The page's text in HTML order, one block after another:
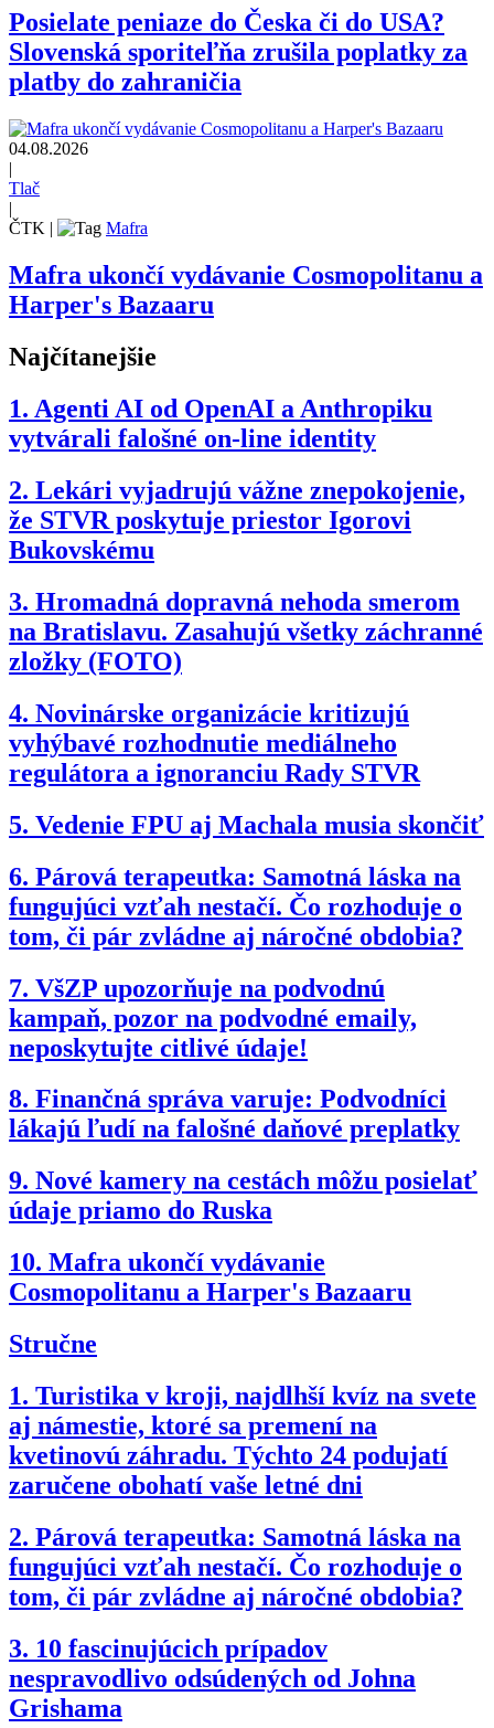
Posielate peniaze do Česka či do USA?
Slovenská sporiteľňa zrušila poplatky za
platby do zahraničia
04.08.2026
|
Tlač
|
ČTK | Mafra
Mafra ukončí vydávanie Cosmopolitanu a
Harper's Bazaaru
Najčítanejšie
1. Agenti AI od OpenAI a Anthropiku
vytvárali falošné on-line identity
2. Lekári vyjadrujú vážne znepokojenie,
že STVR poskytuje priestor Igorovi
Bukovskému
3. Hromadná dopravná nehoda smerom
na Bratislavu. Zasahujú všetky záchranné
zložky (FOTO)
4. Novinárske organizácie kritizujú
vyhýbavé rozhodnutie mediálneho
regulátora a ignoranciu Rady STVR
5. Vedenie FPU aj Machala musia skončiť
6. Párová terapeutka: Samotná láska na
fungujúci vzťah nestačí. Čo rozhoduje o
tom, či pár zvládne aj náročné obdobia?
7. VšZP upozorňuje na podvodnú
kampaň, pozor na podvodné emaily,
neposkytujte citlivé údaje!
8. Finančná správa varuje: Podvodníci
lákajú ľudí na falošné daňové preplatky
9. Nové kamery na cestách môžu posielať
údaje priamo do Ruska
10. Mafra ukončí vydávanie
Cosmopolitanu a Harper's Bazaaru
Stručne
1. Turistika v kroji, najdlhší kvíz na svete
aj námestie, ktoré sa premení na
kvetinovú záhradu. Týchto 24 podujatí
zaručene obohatí vaše letné dni
2. Párová terapeutka: Samotná láska na
fungujúci vzťah nestačí. Čo rozhoduje o
tom, či pár zvládne aj náročné obdobia?
3. 10 fascinujúcich prípadov
nespravodlivo odsúdených od Johna
Grishama